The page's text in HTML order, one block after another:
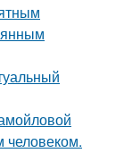
человеком.